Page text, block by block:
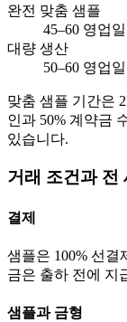
완전 맞춤 샘플
45–60 영업일
대량 생산
50–60 영업일
맞춤 샘플 기간은
인과 50% 계약금
있습니다.
거래 조건과 전
결제
샘플은 100% 선결
금은 출하 전에 지
샘플과 금형